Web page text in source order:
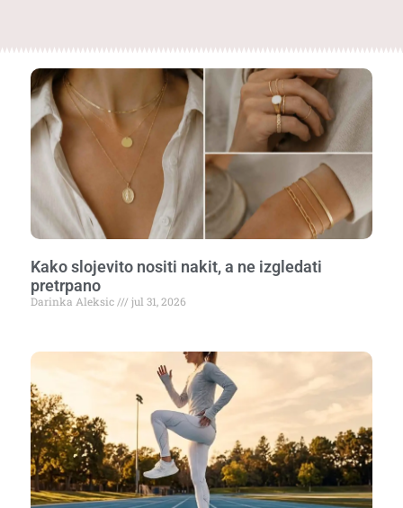
Kako slojevito nositi nakit, a ne izgledati
pretrpano
Darinka Aleksic jul 31, 2026